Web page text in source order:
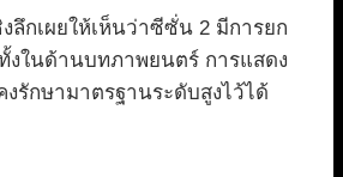
งลึกเผยให้เห็นว่าซีซั่น 2 มีการยก
งในด้านบทภาพยนตร์ การแสดง
งรักษามาตรฐานระดับสูงไว้ได้